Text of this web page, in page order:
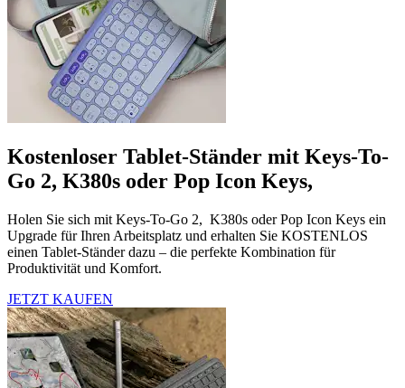
Kostenloser Tablet-Ständer mit Keys-To-
Go 2, K380s oder Pop Icon Keys,
Holen Sie sich mit Keys-To-Go 2, K380s oder Pop Icon Keys ein
Upgrade für Ihren Arbeitsplatz und erhalten Sie KOSTENLOS
einen Tablet-Ständer dazu – die perfekte Kombination für
Produktivität und Komfort.
JETZT KAUFEN